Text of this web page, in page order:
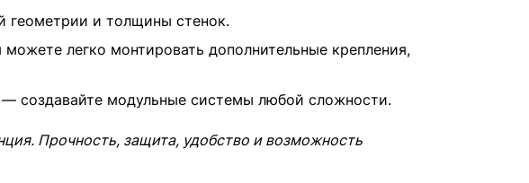
геометрии и толщины стенок.
легко монтировать дополнительные крепления,
создавайте модульные системы любой сложности.
Прочность, защита, удобство и возможность